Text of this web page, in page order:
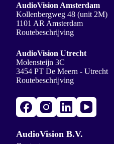
AudioVision Amsterdam
Kollenbergweg 48 (unit 2M)
1101 AR Amsterdam
Routebeschrijving
AudioVision Utrecht
Molensteijn 3C
3454 PT De Meern - Utrecht
Routebeschrijving
AudioVision B.V.